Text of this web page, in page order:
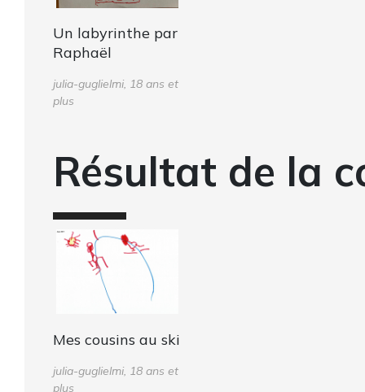
Un labyrinthe par
Raphaël
julia-guglielmi, 18 ans et
plus
Résultat de la
Mes cousins au ski
julia-guglielmi, 18 ans et
plus